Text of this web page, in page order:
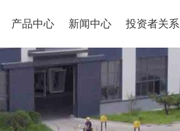
产品中心 新闻中心 投资者关系